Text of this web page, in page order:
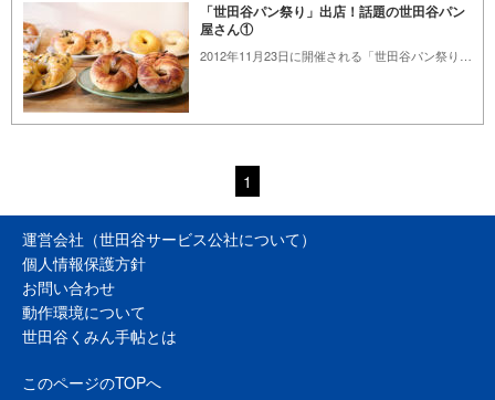
「世田谷パン祭り」出店！話題の世田谷パン
屋さん①
1
運営会社（世田谷サービス公社について）
個人情報保護方針
お問い合わせ
動作環境について
世田谷くみん手帖とは
このページのTOPへ